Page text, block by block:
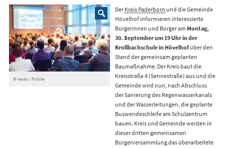
© kasto / Fotolia
Der Kreis Paderborn und die Gemeinde
Hövelhof informieren interessierte
Bürgerinnen und Bürger am Montag,
30. September um 19 Uhr in der
Krollbachschule in Hövelhofüber den
Stand der gemeinsam geplanten
Baumaßnahme. Der Kreis baut die
Kreisstraße 4 (Sennestraße) aus und die
Gemeinde wird nun, nach Abschluss
der Sanierung des Regenwasserkanals
und der Wasserleitungen, die geplante
Buswendeschleife am Schulzentrum
bauen. Kreis und Gemeinde werden in
dieser dritten gemeinsamen
Bürgerversammlung das überarbeitete